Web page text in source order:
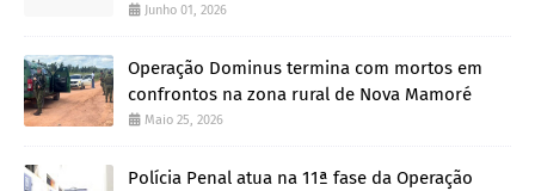
Junho 01, 2026
Operação Dominus termina com mortos em
confrontos na zona rural de Nova Mamoré
Maio 25, 2026
Polícia Penal atua na 11ª fase da Operação